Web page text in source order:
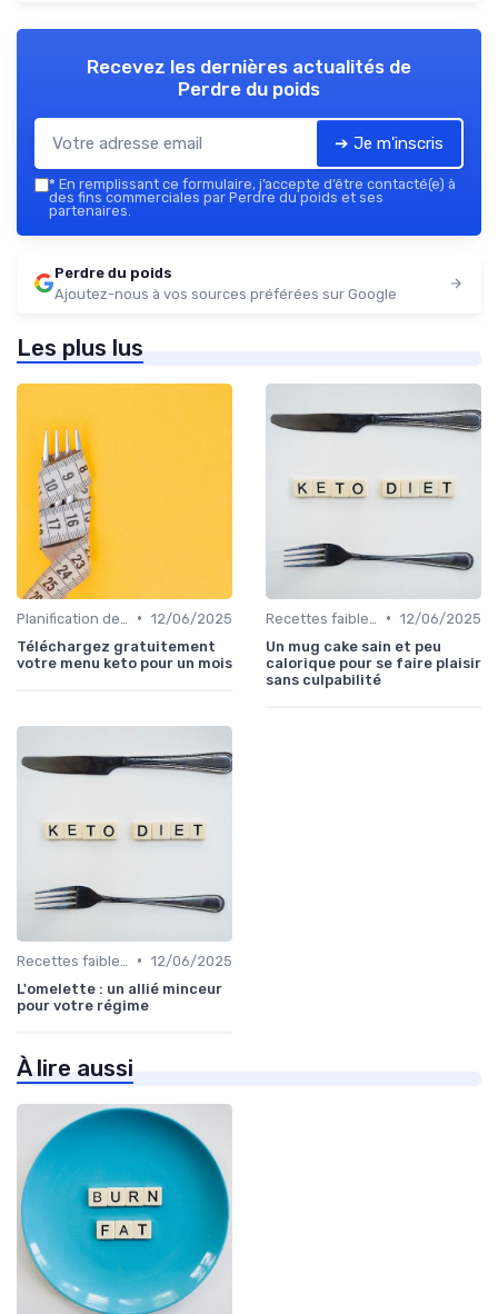
Recevez les dernières actualités de
Perdre du poids
➔ Je m'inscris
* En remplissant ce formulaire, j’accepte d’être contacté(e) à
des fins commerciales par Perdre du poids et ses
partenaires.
Perdre du poids
Ajoutez-nous à vos sources préférées sur Google
Les plus lus
• 12/06/2025
Téléchargez gratuitement
votre menu keto pour un mois
• 12/06/2025
Un mug cake sain et peu
calorique pour se faire plaisir
sans culpabilité
• 12/06/2025
L'omelette : un allié minceur
pour votre régime
À lire aussi